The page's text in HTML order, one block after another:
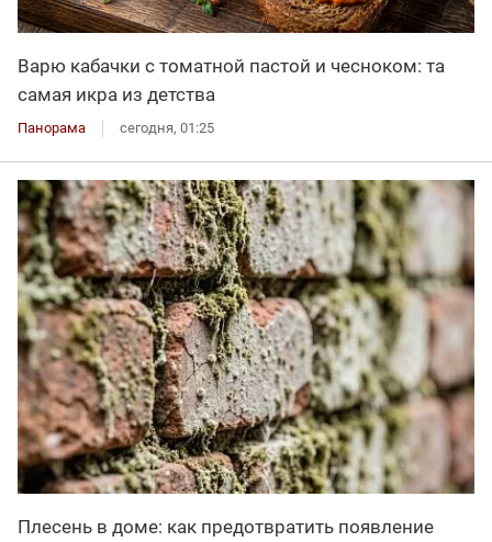
Варю кабачки с томатной пастой и чесноком: та
самая икра из детства
Панорама сегодня, 01:25
Плесень в доме: как предотвратить появление